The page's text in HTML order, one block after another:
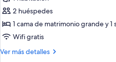
Suite
Deluxe,
piscina
privada,
vistas
2 huéspedes
1 cama de matrimonio grande y 1
Wifi gratis
Ver más detalles
Más